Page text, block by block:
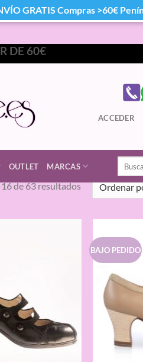
DE 60€
ACCEDER
OUTLET MARCAS
Buscar
de 63 resultadosOrdenado
por
BAJO PEDIDO
GRATIS Compras >60€